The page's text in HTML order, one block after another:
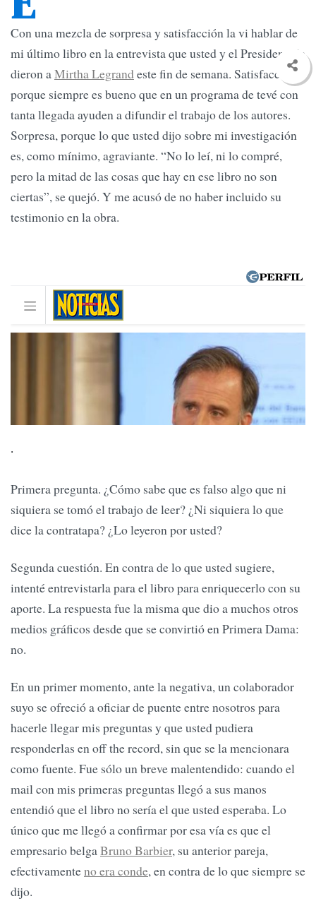
Con una mezcla de sorpresa y satisfacción la vi hablar de
mi último libro en la entrevista que usted y el Presidente le
dieron aMirtha Legrand este fin de semana. Satisfacción,
porque siempre es bueno que en un programa de tevé con
tanta llegada ayuden a difundir el trabajo de los autores.
Sorpresa, porque lo que usted dijo sobre mi investigación
es, como mínimo, agraviante. “No lo leí, ni lo compré,
pero la mitad de las cosas que hay en ese libro no son
ciertas”, se quejó. Y me acusó de no haber incluido su
testimonio en la obra.
.
Primera pregunta. ¿Cómo sabe que es falso algo que ni
siquiera se tomó el trabajo de leer? ¿Ni siquiera lo que
dice la contratapa? ¿Lo leyeron por usted?
Segunda cuestión. En contra de lo que usted sugiere,
intenté entrevistarla para el libro para enriquecerlo con su
aporte. La respuesta fue la misma que dio a muchos otros
medios gráficos desde que se convirtió en Primera Dama:
no.
En un primer momento, ante la negativa, un colaborador
suyo se ofreció a oficiar de puente entre nosotros para
hacerle llegar mis preguntas y que usted pudiera
responderlas en off the record, sin que se la mencionara
como fuente. Fue sólo un breve malentendido: cuando el
mail con mis primeras preguntas llegó a sus manos
entendió que el libro no sería el que usted esperaba. Lo
único que me llegó a confirmar por esa vía es que el
empresario belgaBruno Barbier, su anterior pareja,
efectivamenteno era conde, en contra de lo que siempre se
dijo.